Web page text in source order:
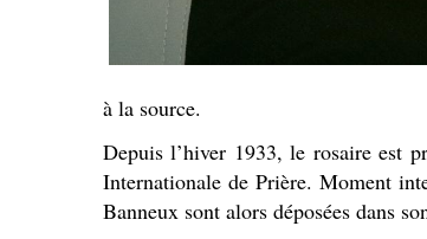
à la source.
Depuis l’hiver 1933, le rosaire est
Internationale de Prière. Moment
Banneux sont alors déposées dans